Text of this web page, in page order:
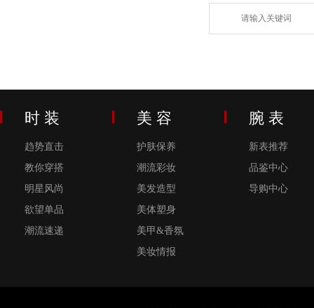
时 装
趋势直击
教你穿搭
明星风尚
欲望单品
潮流速递
美 容
护肤保养
潮流彩妆
美发造型
美体塑身
美甲&香氛
美妆情报
腕 表
新表推荐
品鉴中心
导购中心